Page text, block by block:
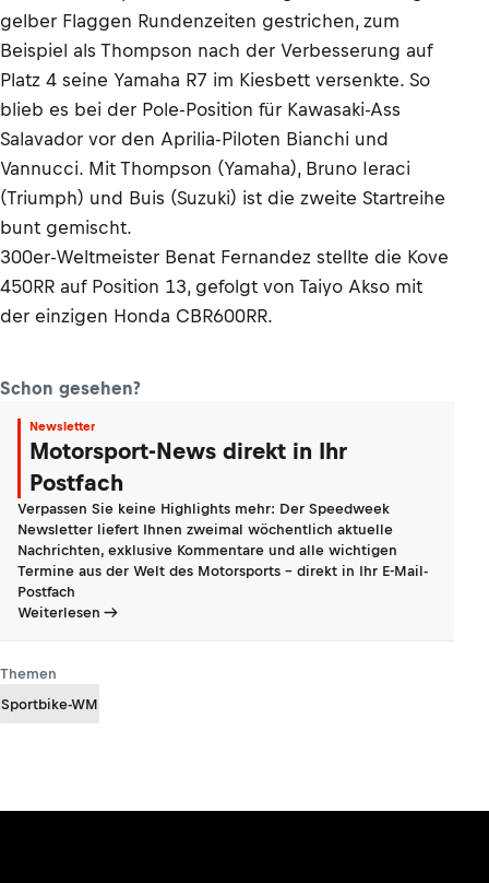
gelber Flaggen Rundenzeiten gestrichen, zum
Beispiel als Thompson nach der Verbesserung auf
Platz 4 seine Yamaha R7 im Kiesbett versenkte. So
blieb es bei der Pole-Position für Kawasaki-Ass
Salavador vor den Aprilia-Piloten Bianchi und
Vannucci. Mit Thompson (Yamaha), Bruno Ieraci
(Triumph) und Buis (Suzuki) ist die zweite Startreihe
bunt gemischt.
300er-Weltmeister Benat Fernandez stellte die Kove
450RR auf Position 13, gefolgt von Taiyo Akso mit
der einzigen Honda CBR600RR.
Schon gesehen?
Newsletter
Motorsport-News direkt in Ihr
Postfach
Verpassen Sie keine Highlights mehr: Der Speedweek
Newsletter liefert Ihnen zweimal wöchentlich aktuelle
Nachrichten, exklusive Kommentare und alle wichtigen
Termine aus der Welt des Motorsports - direkt in Ihr E-Mail-
Postfach
Weiterlesen
Themen
Sportbike-WM